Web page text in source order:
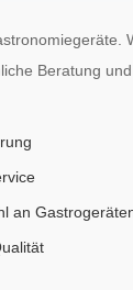
Beratung
an